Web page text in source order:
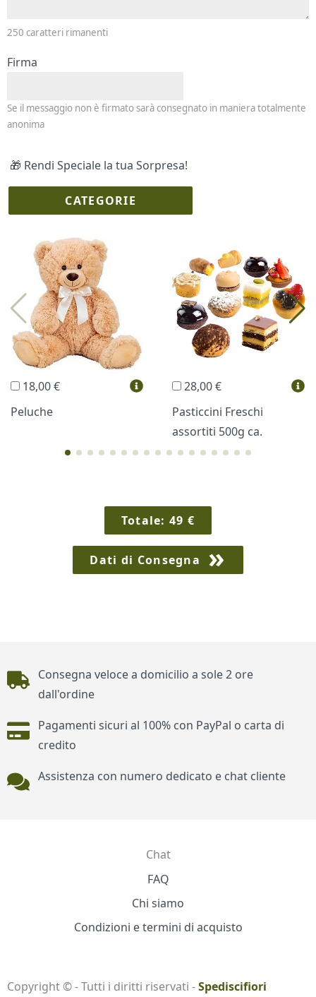
250 caratteri rimanenti
Firma
Se il messaggio non è firmato sarà consegnato in maniera totalmente
anonima
🎁 Rendi Speciale la tua Sorpresa!
CATEGORIE
I più scelti
Profumi Collane Lussoni®
Trudi® THUN®
Regali Personalizzati
18,00 €
Peluche
28,00 €
Pasticcini Freschi
assortiti 500g ca.
Totale:49 €
Dati di Consegna
Piè di pagina
Consegna veloce a domicilio a sole 2 ore
dall'ordine
Pagamenti sicuri al 100% con PayPal o carta di
credito
Assistenza con numero dedicato e chat cliente
Chat
FAQ
Chi siamo
Condizioni e termini di acquisto
Copyright © - Tutti i diritti riservati -Spediscifiori